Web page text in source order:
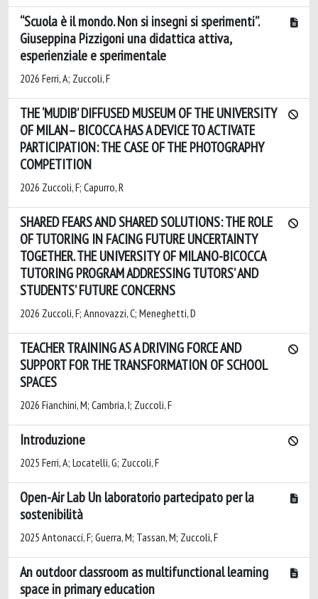
“Scuola è il mondo. Non si insegni si sperimenti”.
Giuseppina Pizzigoni una didattica attiva,
esperienziale e sperimentale
2026 Ferri, A; Zuccoli, F
THE ‘MUDIB’ DIFFUSED MUSEUM OF THE UNIVERSITY
OF MILAN– BICOCCA HAS A DEVICE TO ACTIVATE
PARTICIPATION: THE CASE OF THE PHOTOGRAPHY
COMPETITION
2026 Zuccoli, F; Capurro, R
SHARED FEARS AND SHARED SOLUTIONS: THE ROLE
OF TUTORING IN FACING FUTURE UNCERTAINTY
TOGETHER. THE UNIVERSITY OF MILANO-BICOCCA
TUTORING PROGRAM ADDRESSING TUTORS’ AND
STUDENTS’ FUTURE CONCERNS
2026 Zuccoli, F; Annovazzi, C; Meneghetti, D
TEACHER TRAINING AS A DRIVING FORCE AND
SUPPORT FOR THE TRANSFORMATION OF SCHOOL
SPACES
2026 Fianchini, M; Cambria, I; Zuccoli, F
Introduzione
2025 Ferri, A; Locatelli, G; Zuccoli, F
Open-Air Lab Un laboratorio partecipato per la
sostenibilità
2025 Antonacci, F; Guerra, M; Tassan, M; Zuccoli, F
An outdoor classroom as multifunctional learning
space in primary education